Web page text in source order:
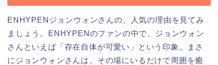
ENHYPENジョンウォンさんの、人気の理由を見てみ
ましょう。ENHYPENのファンの中で、ジョンウォン
さんといえば「存在自体が可愛い」という印象。まさ
にジョンウォンさんは、その場にいるだけで周囲を癒